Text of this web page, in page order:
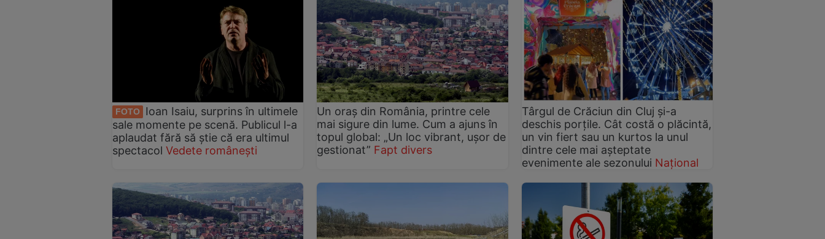
FOTO
Ioan Isaiu, surprins în ultimele
sale momente pe scenă. Publicul l-a
aplaudat fără să știe că era ultimul
spectacol Vedete românești
Un oraș din România, printre cele
mai sigure din lume. Cum a ajuns în
topul global: „Un loc vibrant, ușor de
gestionat” Fapt divers
Târgul de Crăciun din Cluj și-a
deschis porțile. Cât costă o plăcintă,
un vin fiert sau un kurtos la unul
dintre cele mai așteptate
evenimente ale sezonului Național